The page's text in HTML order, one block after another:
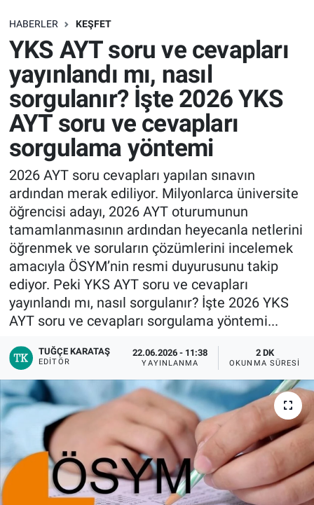
HABERLER KEŞFET
YKS AYT soru ve cevapları
yayınlandı mı, nasıl
sorgulanır? İşte 2026 YKS
AYT soru ve cevapları
sorgulama yöntemi
2026 AYT soru cevapları yapılan sınavın
ardından merak ediliyor. Milyonlarca üniversite
öğrencisi adayı, 2026 AYT oturumunun
tamamlanmasının ardından heyecanla netlerini
öğrenmek ve soruların çözümlerini incelemek
amacıyla ÖSYM’nin resmi duyurusunu takip
ediyor. Peki YKS AYT soru ve cevapları
yayınlandı mı, nasıl sorgulanır? İşte 2026 YKS
AYT soru ve cevapları sorgulama yöntemi...
TUĞÇE KARATAŞ
EDITÖR
22.06.2026 - 11:38
YAYINLANMA
2 DK
OKUNMA SÜRESI
SAĞLIK
EKONOMİ
EĞİTİM
ÖZEL HABER
Keşfet
ASTROLOJİ
MANŞET
RESMİ İLANLAR
İLAN
Bize ulaşın
İletişim/Künye
Yaşam
Gözden Kaçmasın
İletişim (Künye)